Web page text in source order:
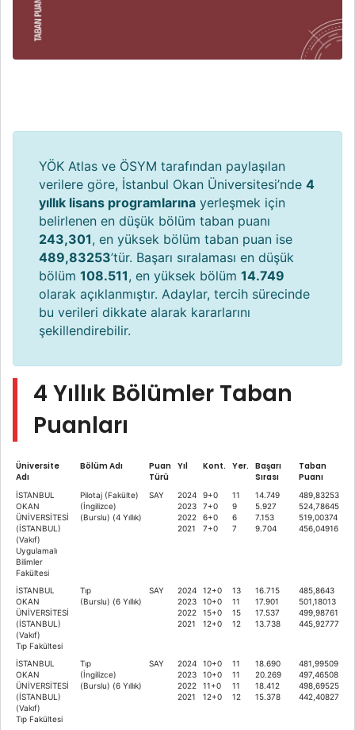
YÖK Atlas ve ÖSYM tarafından paylaşılan
verilere göre, İstanbul Okan Üniversitesi’nde 4
yıllık lisans programlarına yerleşmek için
belirlenen en düşük bölüm taban puanı
243,301, en yüksek bölüm taban puan ise
489,83253’tür. Başarı sıralaması en düşük
bölüm 108.511, en yüksek bölüm 14.749
olarak açıklanmıştır. Adaylar, tercih sürecinde
bu verileri dikkate alarak kararlarını
şekillendirebilir.
4 Yıllık Bölümler Taban
Puanları
Üniversite
Adı
Bölüm Adı
Puan
Türü
Yıl Kont. Yer. Başarı
Sırası
Taban
Puanı
İSTANBUL
OKAN
ÜNİVERSİTESİ
(İSTANBUL)
(Vakıf)
Uygulamalı
Bilimler
Fakültesi
Pilotaj (Fakülte)
(İngilizce)
(Burslu) (4 Yıllık)
SAY
2024
2023
2022
2021
9+0
7+0
6+0
7+0
11
9
6
7
14.749
5.927
7.153
9.704
489,83253
524,78645
519,00374
456,04916
İSTANBUL
OKAN
ÜNİVERSİTESİ
(İSTANBUL)
(Vakıf)
Tıp Fakültesi
Tıp
(Burslu) (6 Yıllık)
SAY
2024
2023
2022
2021
12+0
10+0
15+0
12+0
13
11
15
12
16.715
17.901
17.537
13.738
485,8643
501,18013
499,98761
445,92777
İSTANBUL
OKAN
ÜNİVERSİTESİ
(İSTANBUL)
(Vakıf)
Tıp Fakültesi
Tıp
(İngilizce)
(Burslu) (6 Yıllık)
SAY
2024
2023
2022
2021
10+0
10+0
11+0
12+0
11
11
11
12
18.690
20.269
18.412
15.378
481,99509
497,46508
498,69525
442,40827